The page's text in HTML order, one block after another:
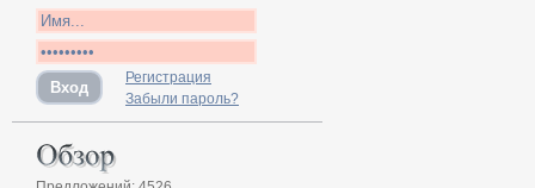
Регистрация
Забыли пароль?